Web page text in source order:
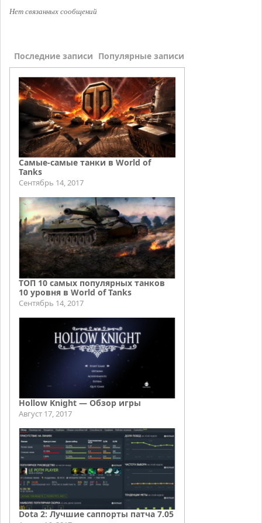
Нет связанных сообщений
Последние записи Популярные записи
Самые-самые танки в World of
Tanks
Сентябрь 14, 2017
ТОП 10 самых популярных танков
10 уровня в World of Tanks
Сентябрь 14, 2017
Hollow Knight — Обзор игры
Август 17, 2017
Dota 2: Лучшие саппорты патча 7.05